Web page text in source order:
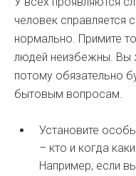
человек справляется
нормально. Примите
людей неизбежны. Вы
потому обязательно
бытовым вопросам.
Установите
– кто и когда
Например, если